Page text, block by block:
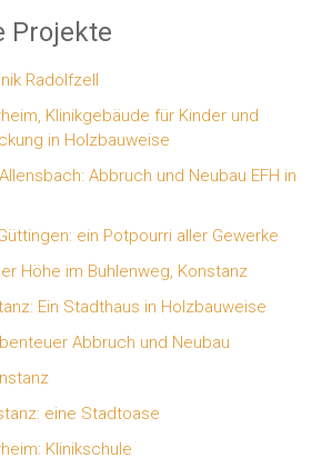
Projekte
Radolfzell
Klinikgebäude für Kinder und
in Holzbauweise
Abbruch und Neubau EFH in
ein Potpourri aller Gewerke
Höhe im Buhlenweg, Konstanz
Ein Stadthaus in Holzbauweise
Abbruch und Neubau
eine Stadtoase
Klinikschule